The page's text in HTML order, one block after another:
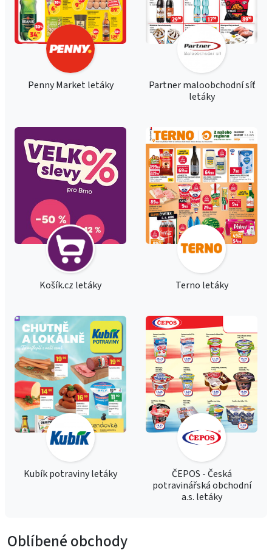
Penny Market letáky
Partner maloobchodní síť
letáky
Košík.cz letáky Terno letáky
Kubík potraviny letáky
ČEPOS - Česká
potravinářská obchodní
a.s. letáky
Oblíbené obchody